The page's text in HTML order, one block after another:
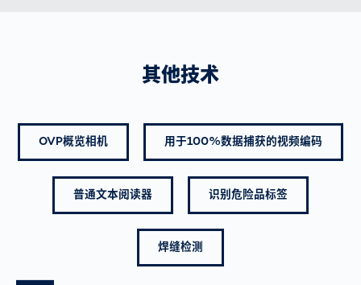
其他技术
OVP概览相机 用于100%数据捕获的视频编码
普通文本阅读器 识别危险品标签
焊缝检测